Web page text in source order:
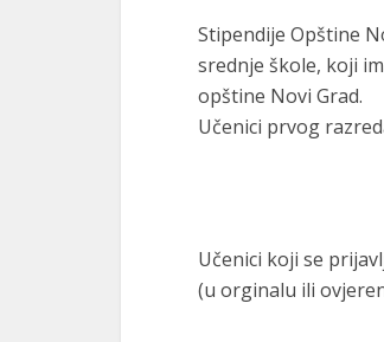
Stipendije Opštine
srednje škole, koji
opštine Novi Grad.
Učenici prvog
Učenici koji se
(u orginalu ili